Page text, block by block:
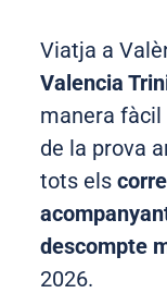
Viatja a
Valencia
manera fàcil
de la prova
tots els
descompte
2026.